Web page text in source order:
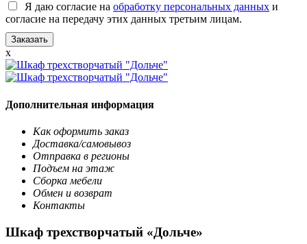
Я даю согласие на обработку персональных данных и
согласие на передачу этих данных третьим лицам.
x
Дополнительная информация
Как оформить заказ
Доставка/самовывоз
Отправка в регионы
Подъем на этаж
Сборка мебели
Обмен и возврат
Контакты
Шкаф трехстворчатый «Дольче»